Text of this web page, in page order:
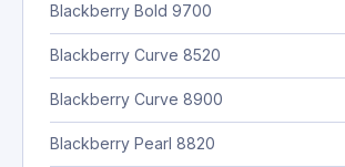
Blackberry Bold 9700
Blackberry Curve 8520
Blackberry Curve 8900
Blackberry Pearl 8820